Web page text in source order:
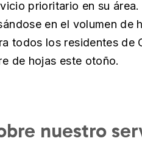
prioritario en su
en el volumen de
todos los residentes de
de hojas este otoño.
nuestro